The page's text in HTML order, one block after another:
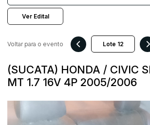
Ver Edital
(SUCATA) HONDA / CIVIC
MT 1.7 16V 4P 2005/2006
Voltar para o evento